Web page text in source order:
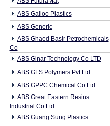
ABS Galloo Plastics
ABS Generic
ABS Ghaed Basir Petrochemicals
Co
ABS Ginar Technology Co LTD
ABS GLS Polymers Pvt Ltd
ABS GPPC Chemical Co Ltd
ABS Great Eastern Resins
Industrial Co Ltd
ABS Guang Sung Plastics